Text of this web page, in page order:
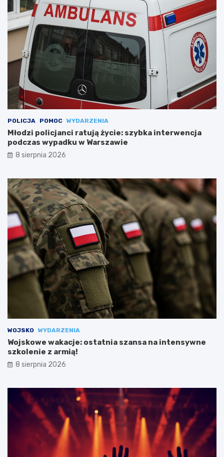
POLICJA POMOC WYDARZENIA
Młodzi policjanci ratują życie: szybka interwencja
podczas wypadku w Warszawie
8 sierpnia 2026
WOJSKO WYDARZENIA
Wojskowe wakacje: ostatnia szansa na intensywne
szkolenie z armią!
8 sierpnia 2026